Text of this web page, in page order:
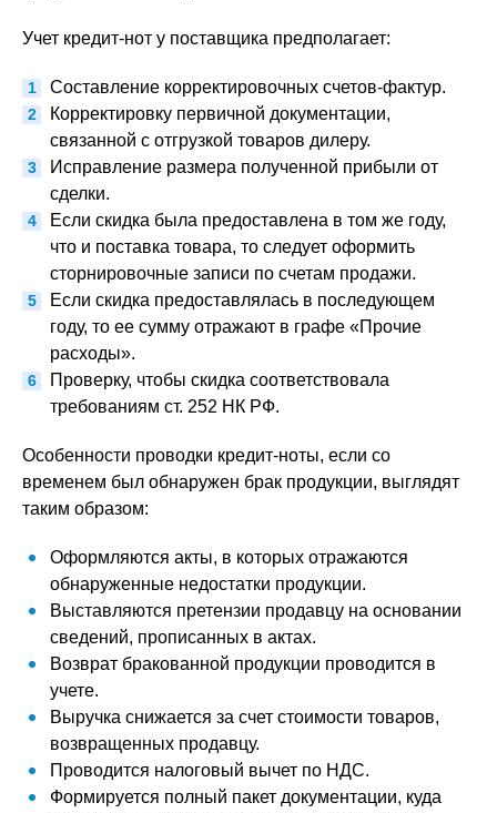
Учет кредит-нот у поставщика предполагает:
Составление корректировочных счетов-фактур.
Корректировку первичной документации,
связанной с отгрузкой товаров дилеру.
Исправление размера полученной прибыли от
сделки.
Если скидка была предоставлена в том же году,
что и поставка товара, то следует оформить
сторнировочные записи по счетам продажи.
Если скидка предоставлялась в последующем
году, то ее сумму отражают в графе «Прочие
расходы».
Проверку, чтобы скидка соответствовала
требованиям ст. 252 НК РФ.
Особенности проводки кредит-ноты, если со
временем был обнаружен брак продукции, выглядят
таким образом:
Оформляются акты, в которых отражаются
обнаруженные недостатки продукции.
Выставляются претензии продавцу на основании
сведений, прописанных в актах.
Возврат бракованной продукции проводится в
учете.
Выручка снижается за счет стоимости товаров,
возвращенных продавцу.
Проводится налоговый вычет по НДС.
Формируется полный пакет документации, куда